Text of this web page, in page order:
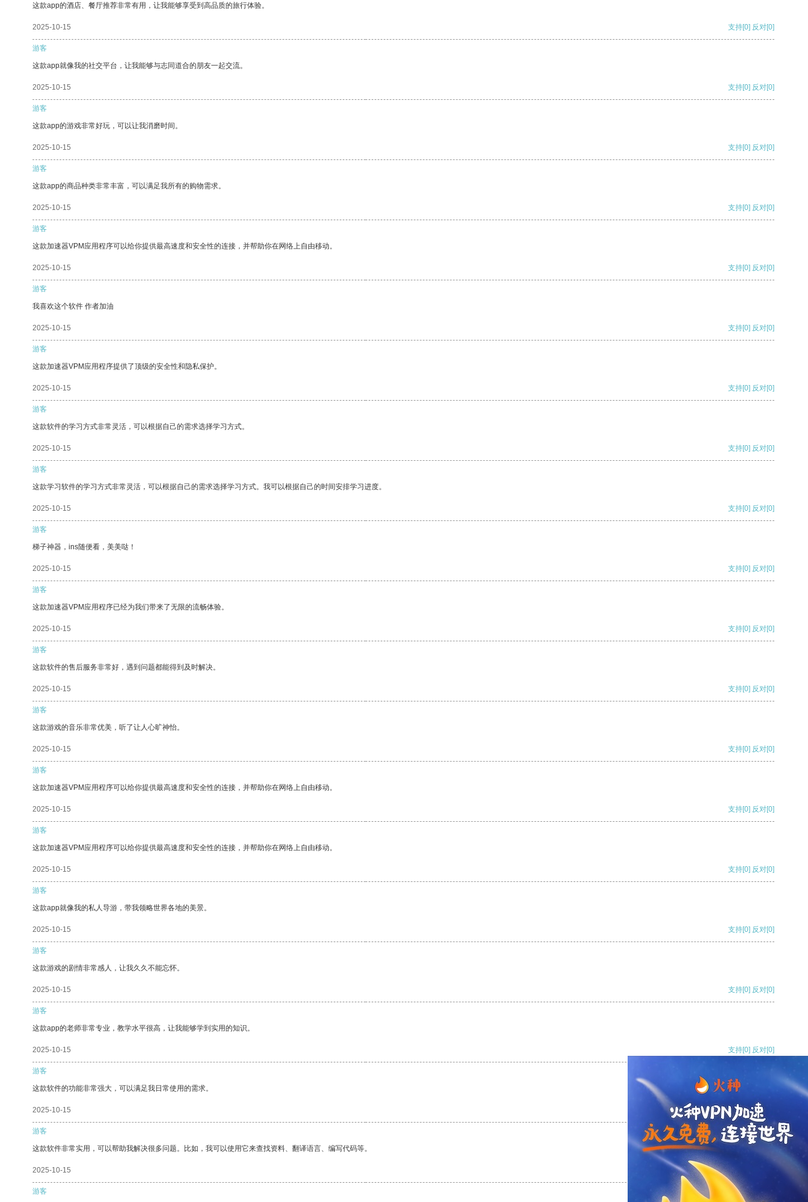
这款app的酒店、餐厅推荐非常有用，让我能够享受到高品质的旅行体验。
2025-10-15 支持[0] 反对[0]
游客
这款app就像我的社交平台，让我能够与志同道合的朋友一起交流。
2025-10-15 支持[0] 反对[0]
游客
这款app的游戏非常好玩，可以让我消磨时间。
2025-10-15 支持[0] 反对[0]
游客
这款app的商品种类非常丰富，可以满足我所有的购物需求。
2025-10-15 支持[0] 反对[0]
游客
这款加速器VPM应用程序可以给你提供最高速度和安全性的连接，并帮助你在网络上自由移动。
2025-10-15 支持[0] 反对[0]
游客
我喜欢这个软件 作者加油
2025-10-15 支持[0] 反对[0]
游客
这款加速器VPM应用程序提供了顶级的安全性和隐私保护。
2025-10-15 支持[0] 反对[0]
游客
这款软件的学习方式非常灵活，可以根据自己的需求选择学习方式。
2025-10-15 支持[0] 反对[0]
游客
这款学习软件的学习方式非常灵活，可以根据自己的需求选择学习方式。我可以根据自己的时间安排学习进度。
2025-10-15 支持[0] 反对[0]
游客
梯子神器，ins随便看，美美哒！
2025-10-15 支持[0] 反对[0]
游客
这款加速器VPM应用程序已经为我们带来了无限的流畅体验。
2025-10-15 支持[0] 反对[0]
游客
这款软件的售后服务非常好，遇到问题都能得到及时解决。
2025-10-15 支持[0] 反对[0]
游客
这款游戏的音乐非常优美，听了让人心旷神怡。
2025-10-15 支持[0] 反对[0]
游客
这款加速器VPM应用程序可以给你提供最高速度和安全性的连接，并帮助你在网络上自由移动。
2025-10-15 支持[0] 反对[0]
游客
这款加速器VPM应用程序可以给你提供最高速度和安全性的连接，并帮助你在网络上自由移动。
2025-10-15 支持[0] 反对[0]
游客
这款app就像我的私人导游，带我领略世界各地的美景。
2025-10-15 支持[0] 反对[0]
游客
这款游戏的剧情非常感人，让我久久不能忘怀。
2025-10-15 支持[0] 反对[0]
游客
这款app的老师非常专业，教学水平很高，让我能够学到实用的知识。
2025-10-15 支持[0] 反对[0]
游客
这款软件的功能非常强大，可以满足我日常使用的需求。
2025-10-15 支持[0] 反对
游客
这款软件非常实用，可以帮助我解决很多问题。比如，我可以使用它来查找资料、翻译语言、编写代码等。
2025-10-15 支持
游客